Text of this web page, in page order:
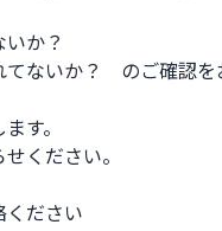
か？
いか？　のご確認を
す。
ください。
ださい